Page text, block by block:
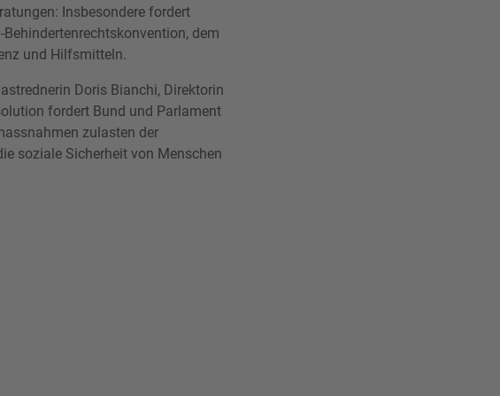
Insbesondere fordert
dem
und Hilfsmitteln.
Doris Bianchi, Direktorin
fordert Bund und Parlament
zulasten der
soziale Sicherheit von Menschen